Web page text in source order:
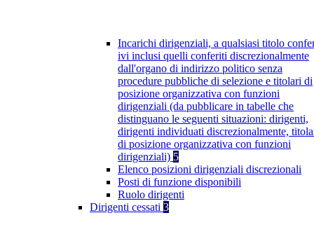
Incarichi dirigenziali, a qualsiasi titolo
ivi inclusi quelli conferiti discrezionalmente
dall'organo di indirizzo politico senza
procedure pubbliche di selezione e titolari di
posizione organizzativa con funzioni
dirigenziali (da pubblicare in tabelle che
distinguano le seguenti situazioni: dirigenti,
dirigenti individuati discrezionalmente,
di posizione organizzativa con funzioni
dirigenziali) 5
Elenco posizioni dirigenziali discrezionali
Posti di funzione disponibili
Ruolo dirigenti
Dirigenti cessati 3